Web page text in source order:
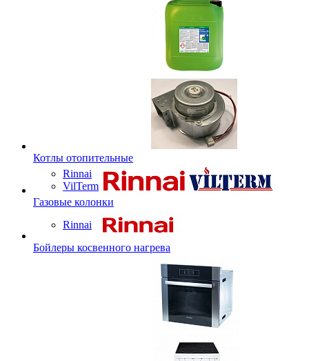
Котлы отопительные
Rinnai
VilTerm
Газовые колонки
Rinnai
Бойлеры косвенного нагрева